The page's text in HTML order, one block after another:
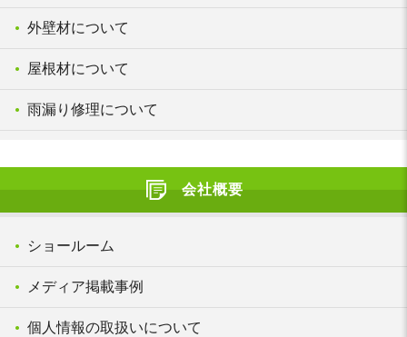
外壁材について
屋根材について
雨漏り修理について
会社概要
ショールーム
メディア掲載事例
個人情報の取扱いについて